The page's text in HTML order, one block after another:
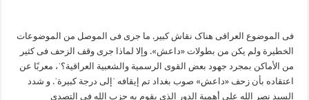
فی الموضوع العراقی هناک نقاش کبیر. ما جری فی الموصل من الموضوعات
الخطیرة ولم یکن من بطولات «داعش». وإلا لماذا جری وقف الزحف فی کثیر
من الأماکن بمجرد جهود بعض القوی الرسمیة والشعبیة العراقیة؟ˈ، معربًا عن
اعتقاده بأن زحف «داعش» صوب بغداد تم إیقافه ˈإلی درجة کبیرةˈ. و شدد
السید نصر الله علی أهمیة الدور الذی یقوم به حزب الله فی التصدی